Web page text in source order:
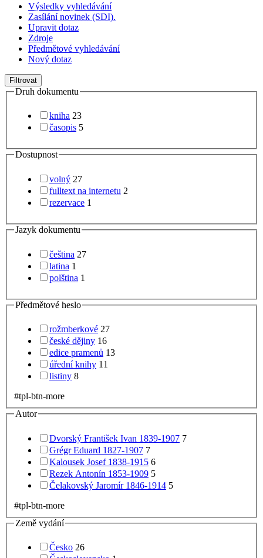
Výsledky vyhledávání
Zasílání novinek (SDI).
Upravit dotaz
Zdroje
Předmětové vyhledávání
Nový dotaz
Filtrovat
Druh dokumentu
kniha 23
časopis 5
Dostupnost
volný 27
fulltext na internetu 2
rezervace 1
Jazyk dokumentu
čeština 27
latina 1
polština 1
Předmětové heslo
rožmberkové 27
české dějiny 16
edice pramenů 13
úřední knihy 11
listiny 8
#tpl-btn-more
Autor
Dvorský František Ivan 1839-1907 7
Grégr Eduard 1827-1907 7
Kalousek Josef 1838-1915 6
Rezek Antonín 1853-1909 5
Čelakovský Jaromír 1846-1914 5
#tpl-btn-more
Země vydání
Česko 26